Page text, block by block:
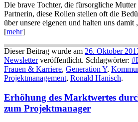
Die brave Tochter, die fürsorgliche Mutter
Partnerin, diese Rollen stellen oft die
über unsere eigenen und halten uns damit
[mehr]
Dieser Beitrag wurde am 26. Oktober
Newsletterveröffentlicht. Schlagwörter:
Frauen & Karriere, Generation Y,
Projektmanagement, Ronald Hanisch.
Erhöhung des Marktwertes
zum Projektmanager